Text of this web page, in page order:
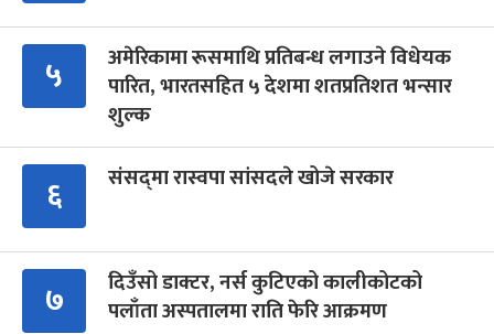
५
अमेरिकामा रूसमाथि प्रतिबन्ध लगाउने विधेयक
पारित, भारतसहित ५ देशमा शतप्रतिशत भन्सार
शुल्क
६ संसद्‍मा रास्वपा सांसदले खोजे सरकार
७
दिउँसो डाक्टर, नर्स कुटिएको कालीकोटको
पलाँता अस्पतालमा राति फेरि आक्रमण